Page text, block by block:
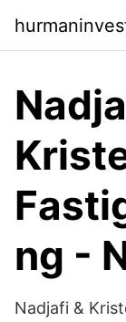
ng -
Nadjafi &